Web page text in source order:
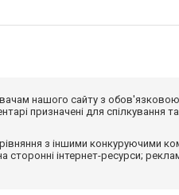
нашого сайту з обов'язковою
призначені для спілкування та
з іншими конкуруючими
сторонні інтернет-ресурси;